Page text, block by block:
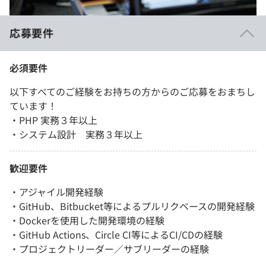
応募要件
必須要件
以下すべてのご経験をお持ちの方からのご応募をおまちし
ています！
・PHP 実務３年以上
・システム設計 実務３年以上
歓迎要件
・アジャイル開発経験
・GitHub、Bitbucket等によるプルリクベースの開発経験
・Dockerを使用した開発環境の経験
・GitHub Actions、Circle CI等によるCI/CDの経験
・プロジェクトリーダー／サブリーダーの経験